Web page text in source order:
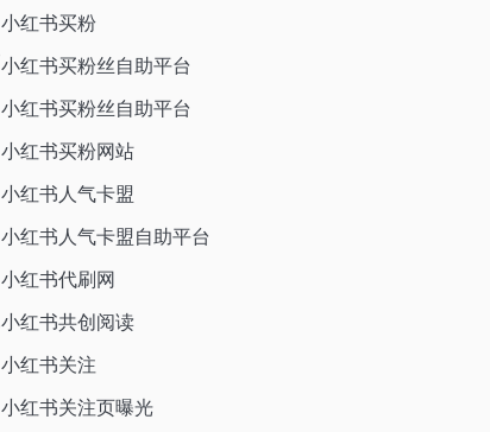
小红书买粉
小红书买粉丝自助平台
小红书买粉丝自助平台
小红书买粉网站
小红书人气卡盟
小红书人气卡盟自助平台
小红书代刷网
小红书共创阅读
小红书关注
小红书关注页曝光